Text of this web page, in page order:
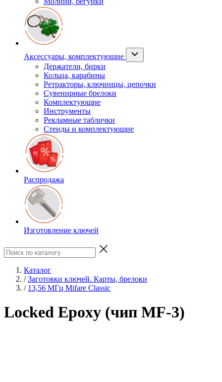
Аксессуары, комплектующие
Держатели, бирки
Кольца, карабины
Ретракторы, ключницы, цепочки
Сувенирные брелоки
Комплектующие
Инструменты
Рекламные таблички
Стенды и комплектующие
Распродажа
Изготовление ключей
Каталог
/ Заготовки ключей. Карты, брелоки
/ 13,56 МГц Mifare Classic
Locked Epoxy (чип MF-3)